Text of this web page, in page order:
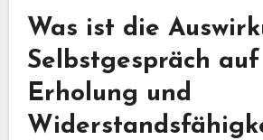
Was ist die
Selbstgespräch auf
Erholung und